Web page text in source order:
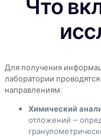
Что
Для получения
лаборатории
направлениям:
Химический
отложений –